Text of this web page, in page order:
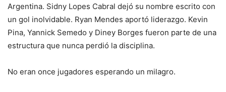
Argentina. Sidny Lopes Cabral dejó su nombre escrito con
un gol inolvidable. Ryan Mendes aportó liderazgo. Kevin
Pina, Yannick Semedo y Diney Borges fueron parte de una
estructura que nunca perdió la disciplina.
No eran once jugadores esperando un milagro.